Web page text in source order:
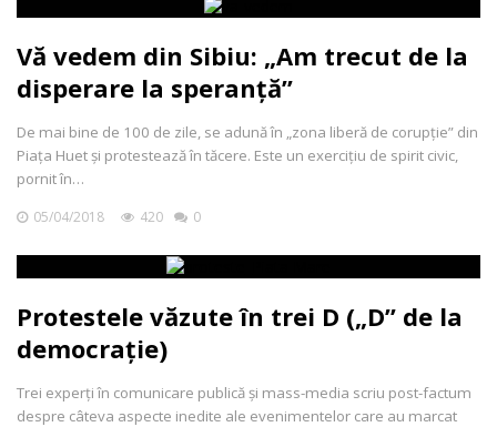
Vă vedem din Sibiu: „Am trecut de la
disperare la speranță”
De mai bine de 100 de zile, se adună în „zona liberă de corupție” din
Piața Huet și protestează în tăcere. Este un exercițiu de spirit civic,
pornit în…
05/04/2018 420 0
Protestele văzute în trei D („D” de la
democrație)
Trei experți în comunicare publică și mass-media scriu post-factum
despre câteva aspecte inedite ale evenimentelor care au marcat